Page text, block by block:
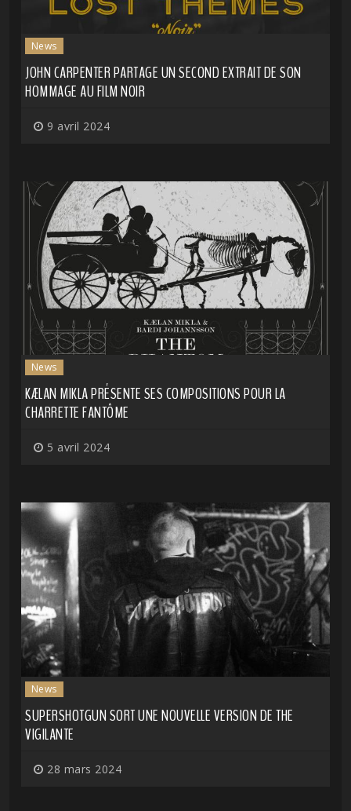
News
JOHN CARPENTER PARTAGE UN SECOND EXTRAIT DE SON
HOMMAGE AU FILM NOIR
9 avril 2024
News
KÆLAN MIKLA PRÉSENTE SES COMPOSITIONS POUR LA
CHARRETTE FANTÔME
5 avril 2024
News
SUPERSHOTGUN SORT UNE NOUVELLE VERSION DE THE
VIGILANTE
28 mars 2024